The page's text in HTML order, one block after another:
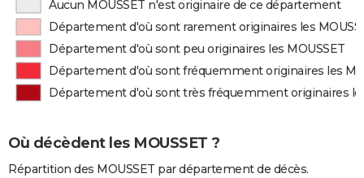
Aucun MOUSSET n'est originaire de ce département
Département d'où sont rarement originaires les
Département d'où sont peu originaires les MOUSSET
Département d'où sont fréquemment originaires les
Département d'où sont très fréquemment originaires
Où décèdent les MOUSSET ?
Répartition des MOUSSET par département de décès.